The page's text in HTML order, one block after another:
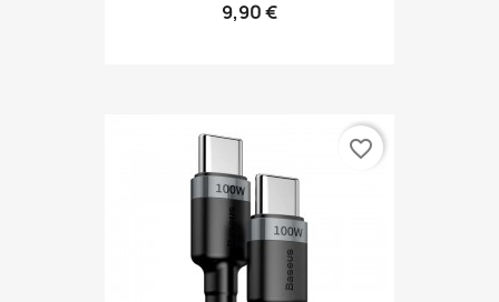
9,90 €
favorite_border